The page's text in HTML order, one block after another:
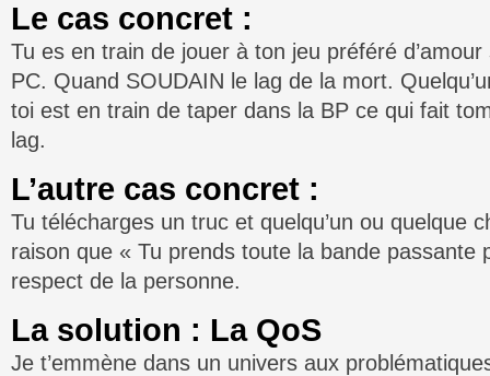
Le cas concret :
Tu es en train de jouer à ton jeu préféré
PC. Quand SOUDAIN le lag de la mort.
toi est en train de taper dans la BP ce qui fait
lag.
L’autre cas concret :
Tu télécharges un truc et quelqu’un ou quelque
raison que « Tu prends toute la bande passante
respect de la personne.
La solution : La QoS
Je t’emmène dans un univers aux